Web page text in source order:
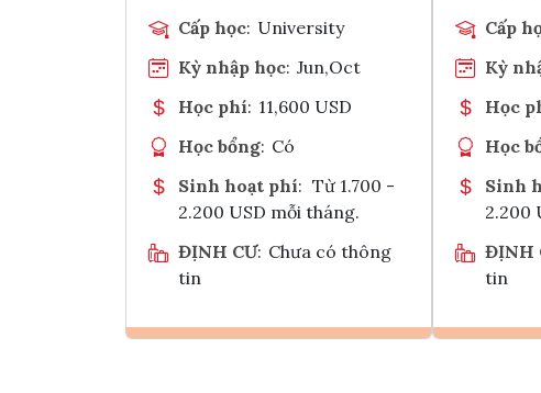
Cấp học: University
Kỳ nhập học: Jun,Oct
Học phí: 11,600 USD
Học bổng: Có
Sinh hoạt phí: Từ 1.700 -
2.200 USD mỗi tháng.
ĐỊNH CƯ: Chưa có thông
tin
Cấp
Kỳ
Học
Học
Sinh
2.200
ĐỊNH
tin